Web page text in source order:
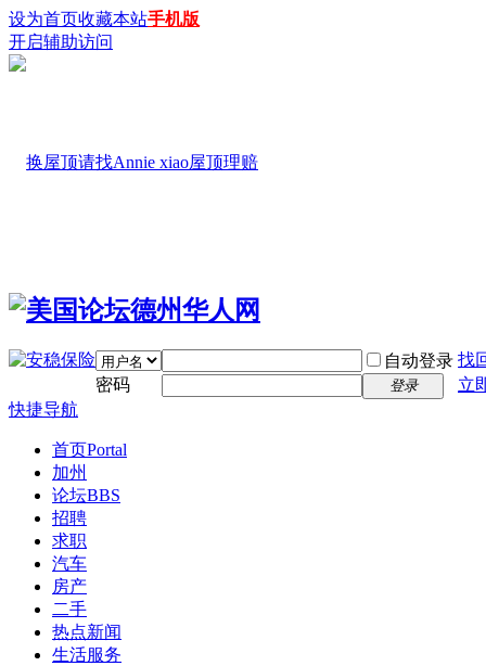
设为首页收藏本站手机版
开启辅助访问
自动登录 找
密码
登录
立
快捷导航
首页Portal
加州
论坛BBS
招聘
求职
汽车
房产
二手
热点新闻
生活服务